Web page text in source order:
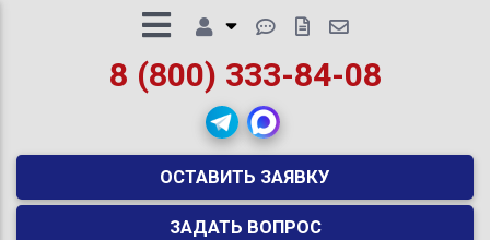
8 (800) 333-84-08
ОСТАВИТЬ ЗАЯВКУ
ЗАДАТЬ ВОПРОС